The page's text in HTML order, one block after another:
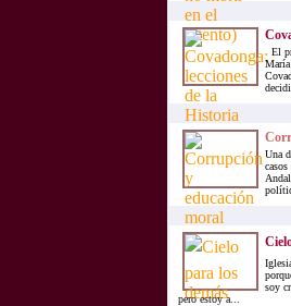
El
Una
soy
pero estoy a...